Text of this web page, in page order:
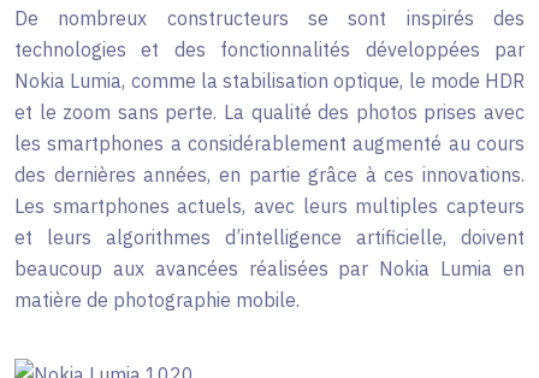
De nombreux constructeurs se sont inspirés des
technologies et des fonctionnalités développées par
Nokia Lumia, comme la stabilisation optique, le mode HDR
et le zoom sans perte. La qualité des photos prises avec
les smartphones a considérablement augmenté au cours
des dernières années, en partie grâce à ces innovations.
Les smartphones actuels, avec leurs multiples capteurs
et leurs algorithmes d’intelligence artificielle, doivent
beaucoup aux avancées réalisées par Nokia Lumia en
matière de photographie mobile.